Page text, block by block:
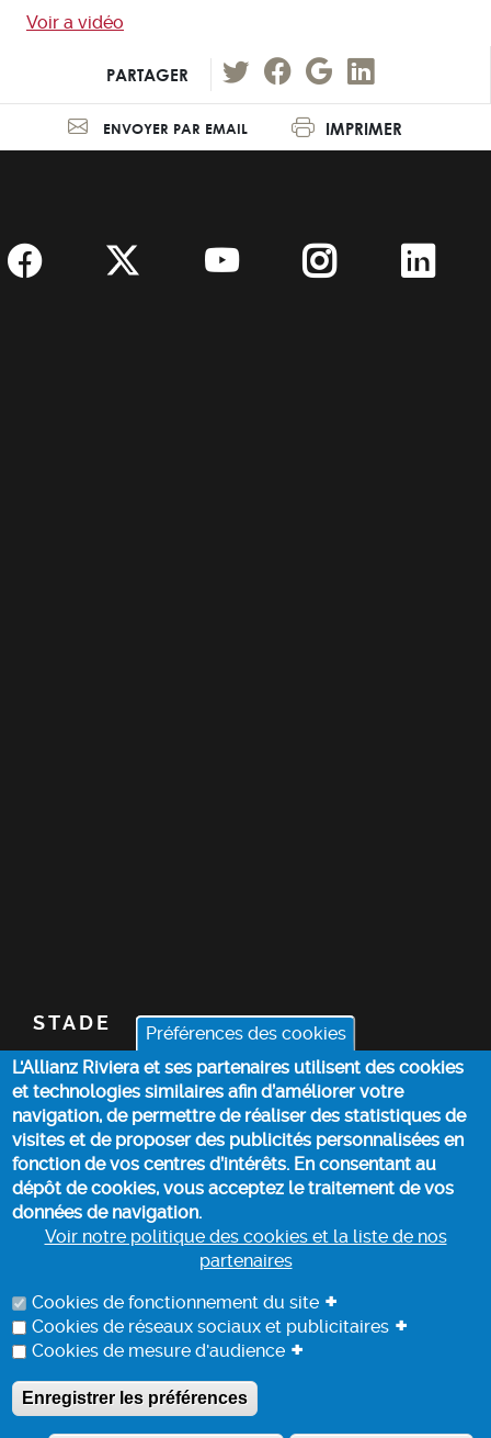
Préférences des cookies
L'Allianz Riviera et ses partenaires utilisent des cookies
et technologies similaires afin d’améliorer votre
navigation, de permettre de réaliser des statistiques de
visites et de proposer des publicités personnalisées en
fonction de vos centres d’intérêts. En consentant au
dépôt de cookies, vous acceptez le traitement de vos
données de navigation.
Voir notre politique des cookies et la liste de nos
partenaires
Cookies de fonctionnement du site +
Cookies de réseaux sociaux et publicitaires +
Cookies de mesure d'audience +
Enregistrer les préférences
Voir a vidéo
PARTAGER
ENVOYER PAR EMAIL IMPRIMER
STADE
BILLETTERIE
ACTUALITÉS
INFOS PRATIQUES
PROTECTION DES DONNEES